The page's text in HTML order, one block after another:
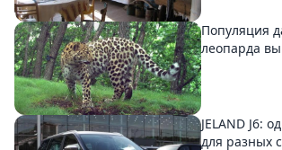
Популяция
леопарда
JELAND J6:
для разных